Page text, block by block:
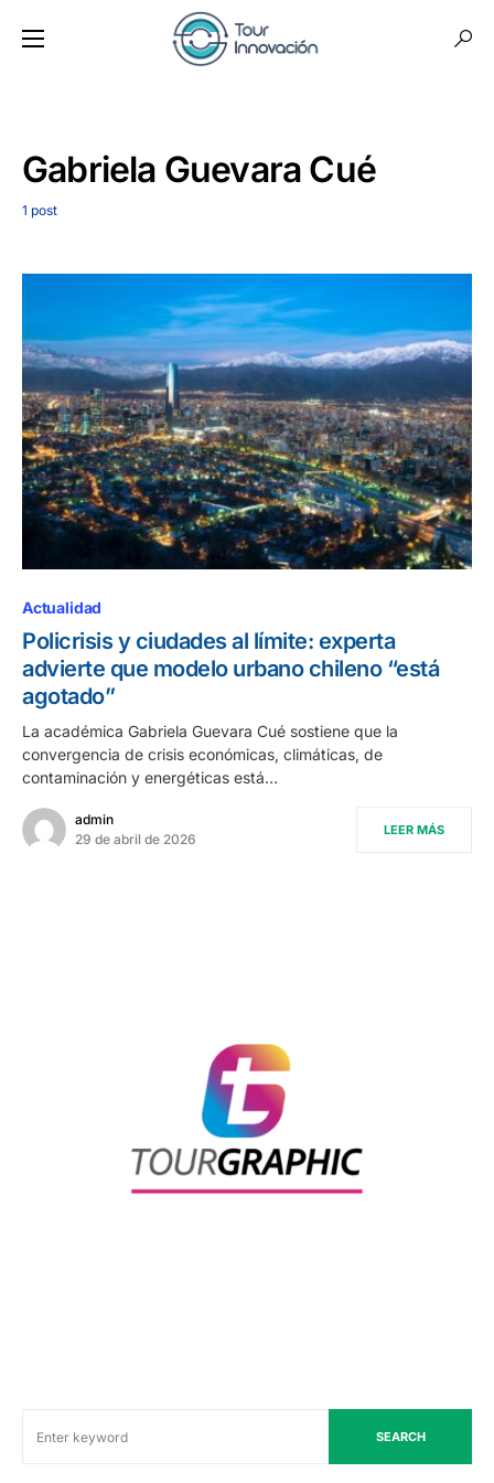
Gabriela Guevara Cué
1 post
Actualidad
Policrisis y ciudades al límite: experta
advierte que modelo urbano chileno “está
agotado”
La académica Gabriela Guevara Cué sostiene que la
convergencia de crisis económicas, climáticas, de
contaminación y energéticas está…
admin
29 de abril de 2026
LEER MÁS
SEARCH